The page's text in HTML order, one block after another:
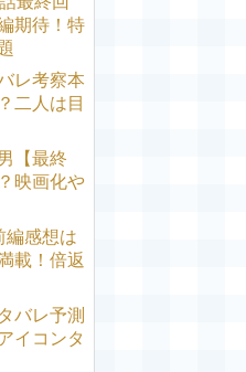
期待！特
レ考察本
二人は目
【最終
映画化や
編感想は
載！倍返
バレ予測
イコンタ